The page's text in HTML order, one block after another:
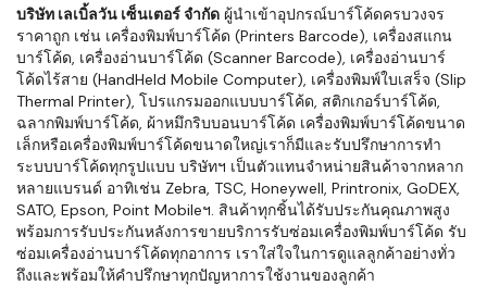
บริษัท เลเบิ้ลวัน เซ็นเตอร์ จำกัด ผู้นำเข้าอุปกรณ์บาร์โค้ดครบวงจร
ราคาถูก เช่น เครื่องพิมพ์บาร์โค้ด (Printers Barcode), เครื่องสแกน
บาร์โค้ด, เครื่องอ่านบาร์โค้ด (Scanner Barcode), เครื่องอ่านบาร์
โค้ดไร้สาย (HandHeld Mobile Computer), เครื่องพิมพ์ใบเสร็จ (Slip
Thermal Printer), โปรแกรมออกแบบบาร์โค้ด, สติกเกอร์บาร์โค้ด,
ฉลากพิมพ์บาร์โค้ด, ผ้าหมึกริบบอนบาร์โค้ด เครื่องพิมพ์บาร์โค้ดขนาด
เล็กหรือเครื่องพิมพ์บาร์โค้ดขนาดใหญ่เราก็มีและรับปรึกษาการทำ
ระบบบาร์โค้ดทุกรูปแบบ บริษัทฯ เป็นตัวแทนจำหน่ายสินค้าจากหลาก
หลายแบรนด์ อาทิเช่น Zebra, TSC, Honeywell, Printronix, GoDEX,
SATO, Epson, Point Mobileฯ. สินค้าทุกชิ้นได้รับประกันคุณภาพสูง
พร้อมการรับประกันหลังการขายบริการรับซ่อมเครื่องพิมพ์บาร์โค้ด รับ
ซ่อมเครื่องอ่านบาร์โค้ดทุกอาการ เราใส่ใจในการดูแลลูกค้าอย่างทั่ว
ถึงและพร้อมให้คำปรึกษาทุกปัญหาการใช้งานของลูกค้า